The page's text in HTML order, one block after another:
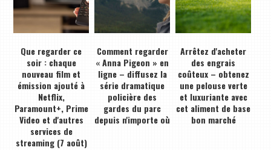
Que regarder ce
soir : chaque
nouveau film et
émission ajouté à
Netflix,
Paramount+, Prime
Video et d'autres
services de
streaming (7 août)
Comment regarder
« Anna Pigeon » en
ligne – diffusez la
série dramatique
policière des
gardes du parc
depuis n'importe où
Arrêtez d'acheter
des engrais
coûteux – obtenez
une pelouse verte
et luxuriante avec
cet aliment de base
bon marché